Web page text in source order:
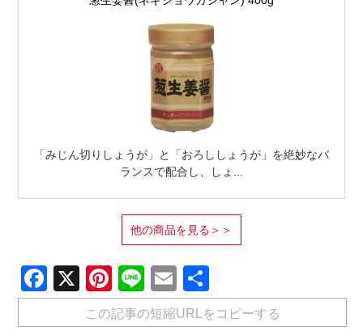
「みじん切りしょうが」と「おろししょうが」を絶妙なバ
ランスで配合し、しょ...
他の商品を見る＞＞
Facebook
X Pinterest
LineEmail
有
この記事の短縮URLをコピーする